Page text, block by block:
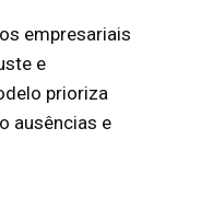
empresariais
e
prioriza
ausências e